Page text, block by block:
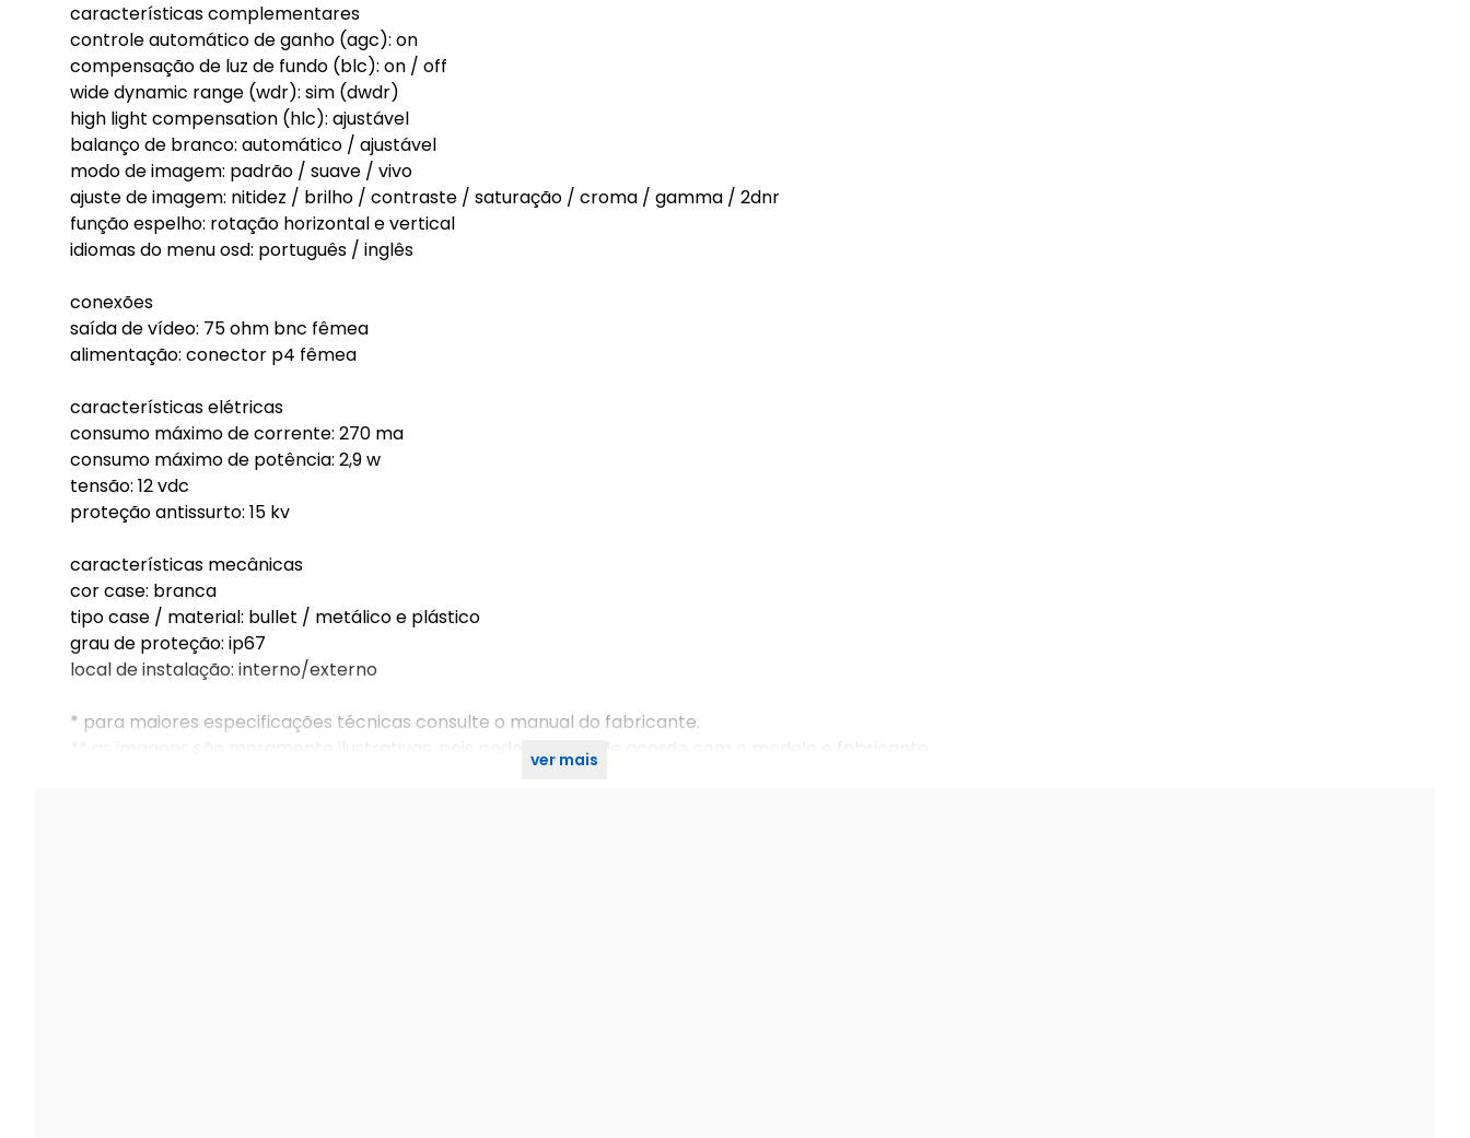
características complementares
controle automático de ganho (agc): on
compensação de luz de fundo (blc): on / off
wide dynamic range (wdr): sim (dwdr)
high light compensation (hlc): ajustável
balanço de branco: automático / ajustável
modo de imagem: padrão / suave / vivo
ajuste de imagem: nitidez / brilho / contraste / saturação / croma / gamma / 2dnr
função espelho: rotação horizontal e vertical
idiomas do menu osd: português / inglês
conexões
saída de vídeo: 75 ohm bnc fêmea
alimentação: conector p4 fêmea
características elétricas
consumo máximo de corrente: 270 ma
consumo máximo de potência: 2,9 w
tensão: 12 vdc
proteção antissurto: 15 kv
características mecânicas
cor case: branca
tipo case / material: bullet / metálico e plástico
grau de proteção: ip67
local de instalação: interno/externo
* para maiores especificações técnicas consulte o manual do fabricante.
** as imagens são meramente ilustrativas, pois podem variar de acordo com o modelo e fabricante.
ver mais